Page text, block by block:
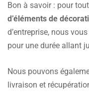
Bon à savoir : pour
d’éléments de
d’entreprise, nous
pour une durée allant
Nous pouvons
livraison et